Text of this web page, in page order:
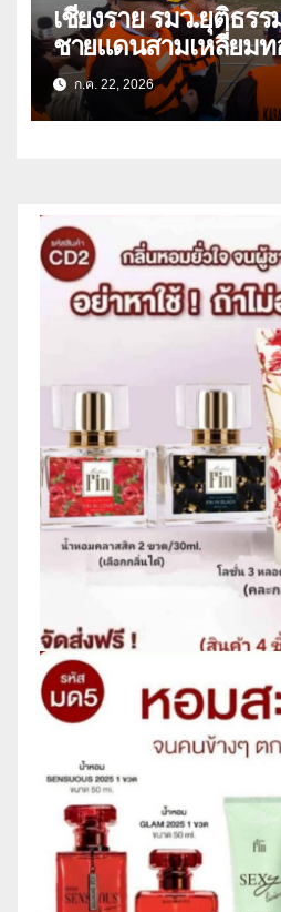
เชียงราย รมว.ยุติธร
ชายแดนสามเหลี่ยมท
ลาว ผนึกกำลังสกัดย
ก.ค. 22, 2026